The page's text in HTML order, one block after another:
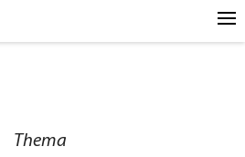
Thema